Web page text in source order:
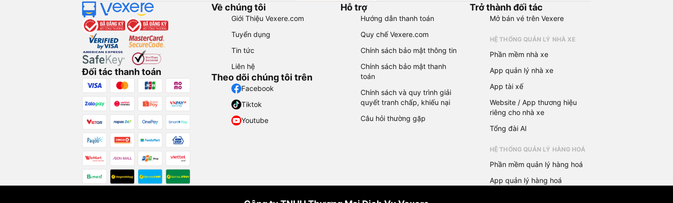
Đối tác thanh toán
Về chúng tôi
Giới Thiệu Vexere.com
Tuyển dụng
Tin tức
Liên hệ
Theo dõi chúng tôi trên
Facebook
Tiktok
Youtube
Hỗ trợ
Hướng dẫn thanh toán
Quy chế Vexere.com
Chính sách bảo mật thông tin
Chính sách bảo mật thanh
toán
Chính sách và quy trình giải
quyết tranh chấp, khiếu nại
Câu hỏi thường gặp
Trở thành đối tác
Mở bán vé trên Vexere
HỆ THỐNG QUẢN LÝ NHÀ XE
Phần mềm nhà xe
App quản lý nhà xe
App tài xế
Website / App thương hiệu
riêng cho nhà xe
Tổng đài AI
HỆ THỐNG QUẢN LÝ HÀNG HOÁ
Phần mềm quản lý hàng hoá
App quản lý hàng hoá